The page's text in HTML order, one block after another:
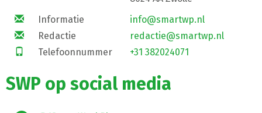
Informatie
info@smartwp.nl
Redactie
redactie@smartwp.nl
Telefoonnummer
+31 382024071
SWP op social media